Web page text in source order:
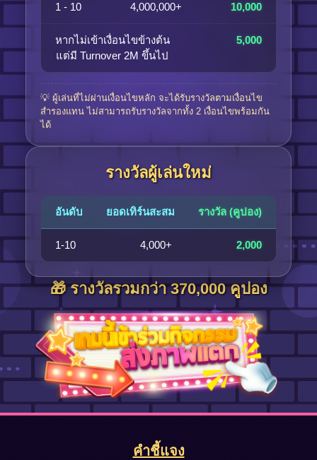
1 - 10 4,000,000+ 10,000
หากไม่เข้าเงื่อนไขข้างต้น
แต่มี Turnover 2M ขึ้นไป
5,000
💡 ผู้เล่นที่ไม่ผ่านเงื่อนไขหลัก จะได้รับรางวัลตามเงื่อนไข
สำรองแทน ไม่สามารถรับรางวัลจากทั้ง 2 เงื่อนไขพร้อมกัน
ได้
รางวัลผู้เล่นใหม่
อันดับ ยอดเทิร์นสะสม รางวัล (คูปอง)
1-10 4,000+ 2,000
🎁 รางวัลรวมกว่า 370,000 คูปอง
คำชี้แจง